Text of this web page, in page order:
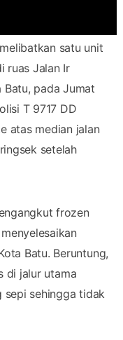
satu unit
ruas Jalan Ir
Batu, pada Jumat
T 9717 DD
atas median jalan
setelah
frozen
Batu. Beruntung,
di jalur utama
sehingga tidak